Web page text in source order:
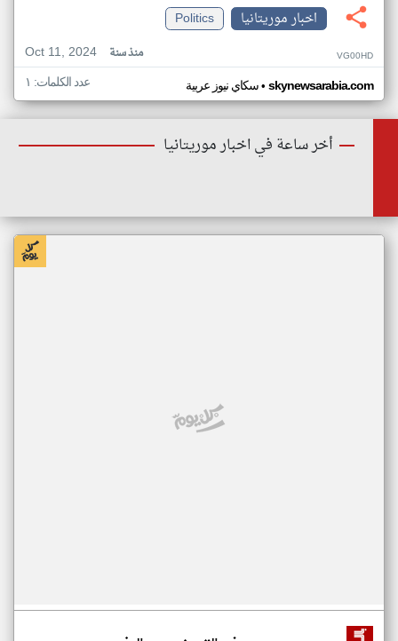
اخبار موريتانيا
Politics
Oct 11, 2024
منذ سنة VG00HD
سكاي نيوز عربية• skynewsarabia.com عدد الكلمات: ١
أخر ساعة في اخبار موريتانيا